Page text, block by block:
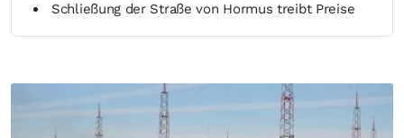
Schließung der Straße von Hormus treibt Preise